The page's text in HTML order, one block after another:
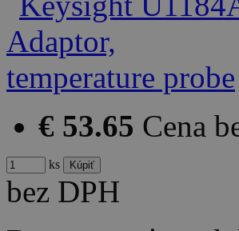
€ 53.65 Cena
ks
bez DPH